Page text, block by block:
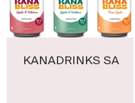
KANADRINKS SA